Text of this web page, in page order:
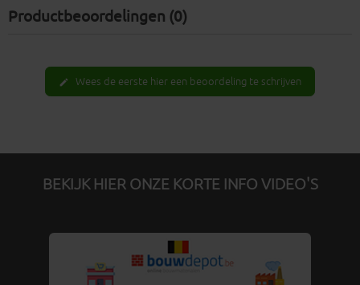
Productbeoordelingen (0)
edit Wees de eerste hier een beoordeling te schrijven
BEKIJK HIER ONZE KORTE INFO VIDEO'S